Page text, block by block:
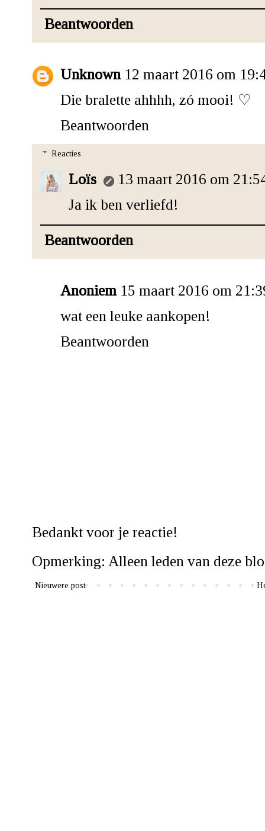
Beantwoorden
Unknown 12 maart 2016 om
Die bralette ahhhh, zó mooi! ♡
Beantwoorden
Reacties
Loïs
13 maart 2016 om
Ja ik ben verliefd!
Beantwoorden
Anoniem 15 maart 2016 om
wat een leuke aankopen!
Beantwoorden
Bedankt voor je reactie!
Opmerking: Alleen leden van deze
Nieuwere post